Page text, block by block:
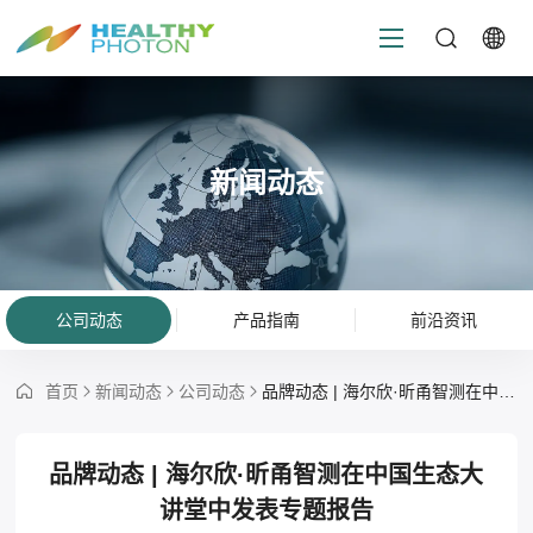
新闻动态
公司动态 产品指南 前沿资讯
首页 新闻动态 公司动态 品牌动态 | 海尔欣·昕甬智测在中国生态大讲堂中发表专题报告
品牌动态 | 海尔欣·昕甬智测在中国生态大
讲堂中发表专题报告